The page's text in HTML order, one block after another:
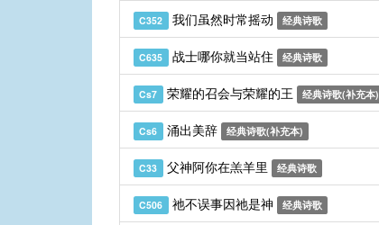
C352 我们虽然时常摇动 经典诗歌
C635 战士哪你就当站住 经典诗歌
Cs7 荣耀的召会与荣耀的王 经典诗歌(补充本)
Cs6 涌出美辞 经典诗歌(补充本)
C33 父神阿你在羔羊里 经典诗歌
C506 祂不误事因祂是神 经典诗歌